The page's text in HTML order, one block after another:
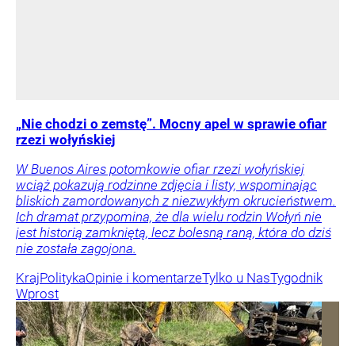
„Nie chodzi o zemstę”. Mocny apel w sprawie ofiar
rzezi wołyńskiej
W Buenos Aires potomkowie ofiar rzezi wołyńskiej
wciąż pokazują rodzinne zdjęcia i listy, wspominając
bliskich zamordowanych z niezwykłym okrucieństwem.
Ich dramat przypomina, że dla wielu rodzin Wołyń nie
jest historią zamkniętą, lecz bolesną raną, która do dziś
nie została zagojona.
KrajPolitykaOpinie i komentarzeTylko u NasTygodnik
Wprost